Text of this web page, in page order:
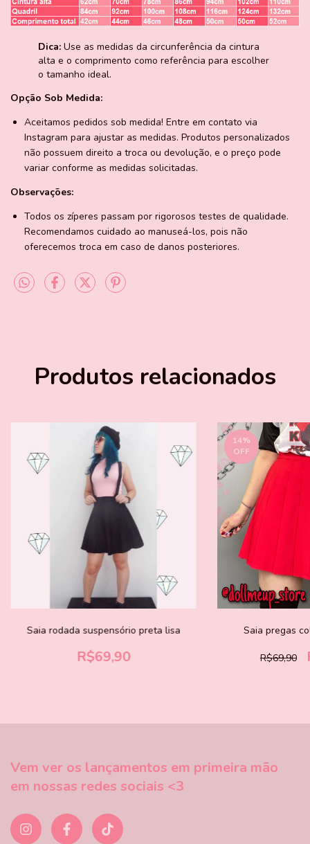
Dica: Use as medidas da circunferência da cintura
alta e o comprimento como referência para escolher
o tamanho ideal.
Opção Sob Medida:
Aceitamos pedidos sob medida! Entre em contato via
Instagram para ajustar as medidas. Produtos personalizados
não possuem direito a troca ou devolução, e o preço pode
variar conforme as medidas solicitadas.
Observações:
Todos os zíperes passam por rigorosos testes de qualidade.
Recomendamos cuidado ao manuseá-los, pois não
oferecemos troca em caso de danos posteriores.
Produtos relacionados
Saia rodada suspensório preta lisa
R$69,90
14%
OFF
Saia pregas
R$69,90
Vem ver os lançamentos em primeira mão
em nossas redes sociais <3